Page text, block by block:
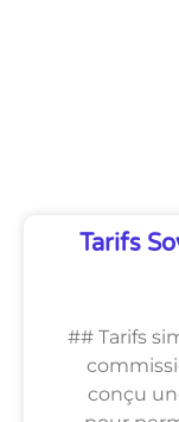
Tarifs
## Tarifs
conçu